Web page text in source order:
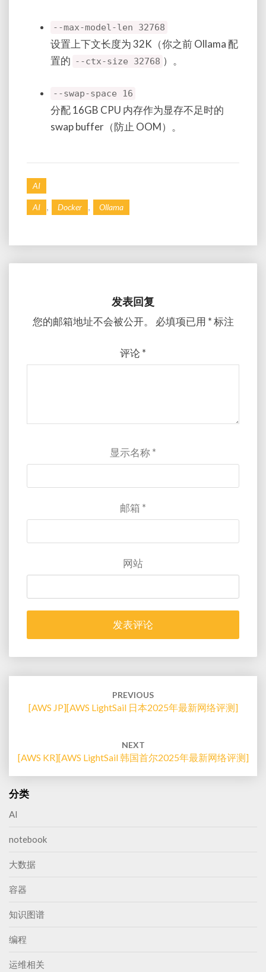
--max-model-len 32768
设置上下文长度为 32K（你之前 Ollama 配
置的 --ctx-size 32768 ）。
--swap-space 16
分配 16GB CPU 内存作为显存不足时的
swap buffer（防止 OOM）。
AI
AI Docker Ollama
发表回复
您的邮箱地址不会被公开。 必填项已用 *标注
评论 *
显示名称*
邮箱 *
网站
PREVIOUS
[AWS JP][AWS LightSail 日本2025年最新网络评测]
NEXT
[AWS KR][AWS LightSail 韩国首尔2025年最新网络评测]
分类
AI
notebook
大数据
容器
知识图谱
编程
运维相关